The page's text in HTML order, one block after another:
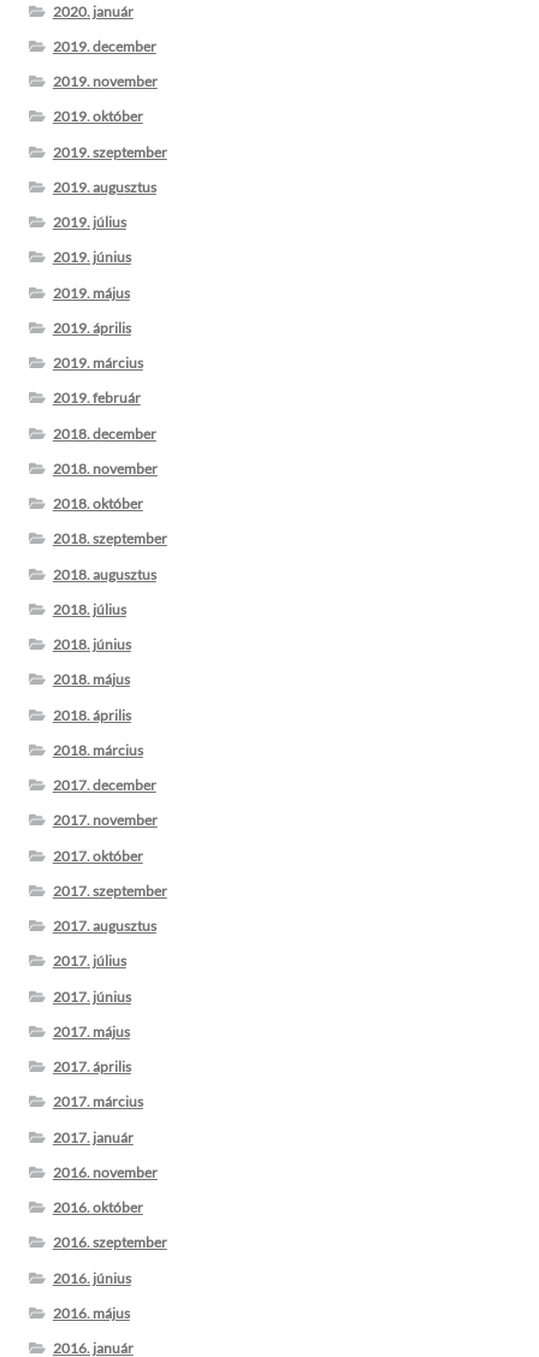
2020. január
2019. december
2019. november
2019. október
2019. szeptember
2019. augusztus
2019. július
2019. június
2019. május
2019. április
2019. március
2019. február
2018. december
2018. november
2018. október
2018. szeptember
2018. augusztus
2018. július
2018. június
2018. május
2018. április
2018. március
2017. december
2017. november
2017. október
2017. szeptember
2017. augusztus
2017. július
2017. június
2017. május
2017. április
2017. március
2017. január
2016. november
2016. október
2016. szeptember
2016. június
2016. május
2016. január